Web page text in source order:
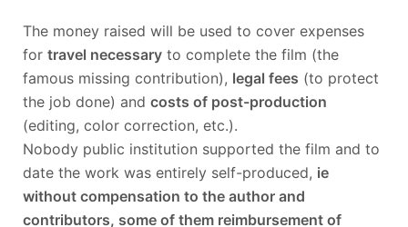
The money raised will be used to cover expenses
for travel necessary to complete the film (the
famous missing contribution), legal fees (to protect
the job done) and costs of post-production
(editing, color correction, etc.).
Nobody public institution supported the film and to
date the work was entirely self-produced, ie
without compensation to the author and
contributors, some of them reimbursement of